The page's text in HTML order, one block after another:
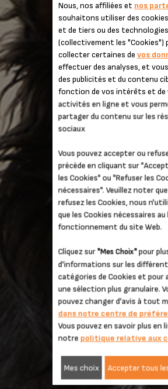
COFFEE
L'intensité du grain.
DÉCOUVRIR
Nous, nos affiliées et nos
souhaitons utiliser des
et de tiers ou des
(collectivement les "Cookies")
collecter certaines de vos
effectuer des analyses, et
des publicités et du contenu
fonction de vos intérêts et de
activités en ligne et vous
partager du contenu sur les
sociaux
Vous pouvez accepter ou
précède en cliquant sur
les Cookies" ou "Refuser les
nécessaires". Veuillez noter
refusez les Cookies, nous
que les Cookies nécessaires au
fonctionnement du site Web.
Cliquez sur"Mes Choix"pour
d'informations sur les
catégories de Cookies et pour
une sélection plus granulaire.
pouvez changer d'avis à tout
dans notre centre de
Vous pouvez en savoir plus en
notre politique relative aux
Mes choix Accepter tous